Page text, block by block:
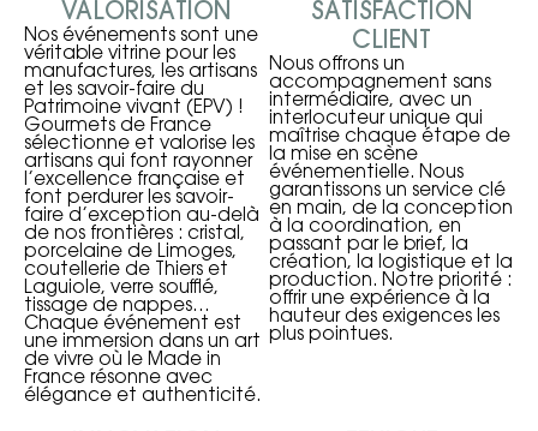
VALORISATION
Nos événements sont une
véritable vitrine pour les
manufactures, les artisans
et les savoir-faire du
Patrimoine vivant (EPV) !
Gourmets de France
sélectionne et valorise les
artisans qui font rayonner
l’excellence française et
font perdurer les savoir-
faire d’exception au-delà
de nos frontières : cristal,
porcelaine de Limoges,
coutellerie de Thiers et
Laguiole, verre soufflé,
tissage de nappes…
Chaque événement est
une immersion dans un art
de vivre où le Made in
France résonne avec
élégance et authenticité.
SATISFACTION
CLIENT
Nous offrons un
accompagnement sans
intermédiaire, avec un
interlocuteur unique qui
maîtrise chaque étape de
la mise en scène
événementielle. Nous
garantissons un service clé
en main, de la conception
à la coordination, en
passant par le brief, la
création, la logistique et la
production. Notre priorité :
offrir une expérience à la
hauteur des exigences les
plus pointues.